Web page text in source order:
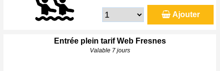
Ajouter
Entrée plein tarif Web Fresnes
Valable 7 jours